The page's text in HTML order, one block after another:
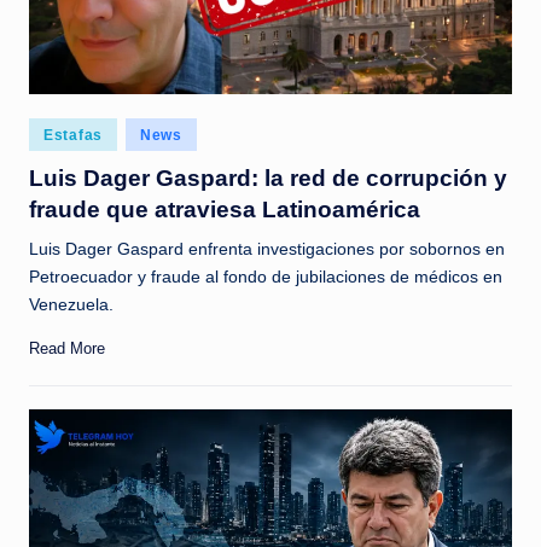
Posted
in
Estafas News
Luis Dager Gaspard: la red de corrupción y
fraude que atraviesa Latinoamérica
Luis Dager Gaspard enfrenta investigaciones por sobornos en
Petroecuador y fraude al fondo de jubilaciones de médicos en
Venezuela.
Read More